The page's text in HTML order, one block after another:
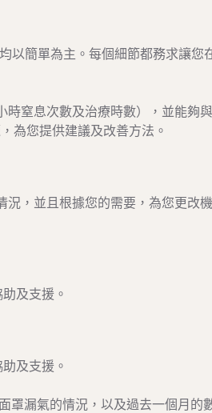
以簡單為主。每個細節都務求讓您
窒息次數及治療時數），並能夠
為您提供建議及改善方法。
況，並且根據您的需要，為您更改
及支援。
及支援。
罩漏氣的情況，以及過去一個月的